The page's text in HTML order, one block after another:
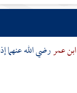
ابن عمررضي الله عنهما